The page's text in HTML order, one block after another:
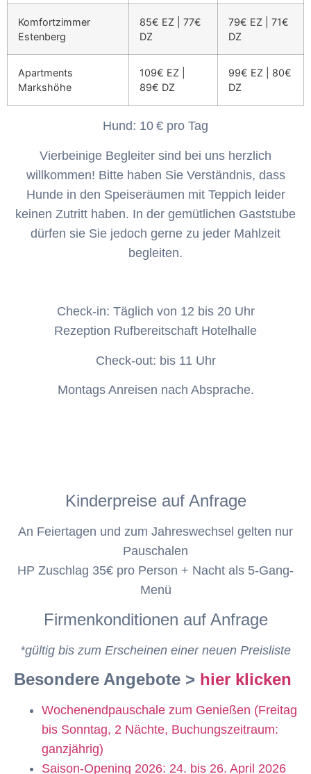
Komfortzimmer
Estenberg
85€ EZ | 77€
DZ
79€ EZ | 71€
DZ
Apartments
Markshöhe
109€ EZ |
89€ DZ
99€ EZ | 80€
DZ
Hund: 10 € pro Tag
Vierbeinige Begleiter sind bei uns herzlich
willkommen! Bitte haben Sie Verständnis, dass
Hunde in den Speiseräumen mit Teppich leider
keinen Zutritt haben. In der gemütlichen Gaststube
dürfen sie Sie jedoch gerne zu jeder Mahlzeit
begleiten.
Check-in: Täglich von 12 bis 20 Uhr
Rezeption Rufbereitschaft Hotelhalle
Check-out: bis 11 Uhr
Montags Anreisen nach Absprache.
Kinderpreise auf Anfrage
An Feiertagen und zum Jahreswechsel gelten nur
Pauschalen
HP Zuschlag 35€ pro Person + Nacht als 5-Gang-
Menü
Firmenkonditionen auf Anfrage
*gültig bis zum Erscheinen einer neuen Preisliste
Besondere Angebote > hier klicken
Wochenendpauschale zum Genießen (Freitag
bis Sonntag, 2 Nächte, Buchungszeitraum:
ganzjährig)
Saison-Opening 2026: 24. bis 26. April 2026